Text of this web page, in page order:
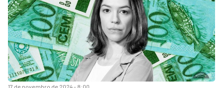
17 de novembro de 2024 - 8:00